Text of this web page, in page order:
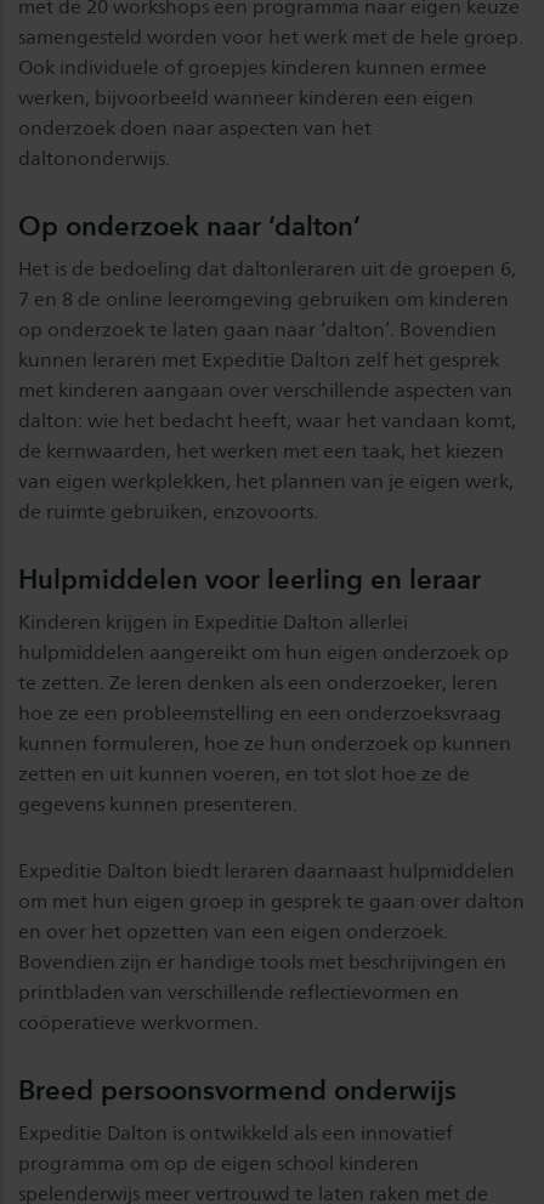
met de 20 workshops een programma naar eigen keuze
samengesteld worden voor het werk met de hele groep.
Ook individuele of groepjes kinderen kunnen ermee
werken, bijvoorbeeld wanneer kinderen een eigen
onderzoek doen naar aspecten van het
daltononderwijs.
Op onderzoek naar ‘dalton’
Het is de bedoeling dat daltonleraren uit de groepen 6,
7 en 8 de online leeromgeving gebruiken om kinderen
op onderzoek te laten gaan naar ‘dalton’. Bovendien
kunnen leraren met Expeditie Dalton zelf het gesprek
met kinderen aangaan over verschillende aspecten van
dalton: wie het bedacht heeft, waar het vandaan komt,
de kernwaarden, het werken met een taak, het kiezen
van eigen werkplekken, het plannen van je eigen werk,
de ruimte gebruiken, enzovoorts.
Hulpmiddelen voor leerling en leraar
Kinderen krijgen in Expeditie Dalton allerlei
hulpmiddelen aangereikt om hun eigen onderzoek op
te zetten. Ze leren denken als een onderzoeker, leren
hoe ze een probleemstelling en een onderzoeksvraag
kunnen formuleren, hoe ze hun onderzoek op kunnen
zetten en uit kunnen voeren, en tot slot hoe ze de
gegevens kunnen presenteren.
Expeditie Dalton biedt leraren daarnaast hulpmiddelen
om met hun eigen groep in gesprek te gaan over dalton
en over het opzetten van een eigen onderzoek.
Bovendien zijn er handige tools met beschrijvingen en
printbladen van verschillende reflectievormen en
coöperatieve werkvormen.
Breed persoonsvormend onderwijs
Expeditie Dalton is ontwikkeld als een innovatief
programma om op de eigen school kinderen
spelenderwijs meer vertrouwd te laten raken met de